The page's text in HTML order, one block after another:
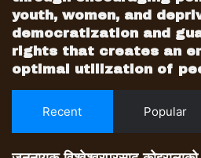
निष्कर्श थियो ।
यहि मन्त्रलाई आत्मसात गरेर
समाजवादको पथमा दत्तचित्त
कोइरालाको सपना ६५ वर्ष
कार्यपालिका प्रमुख भएको बेला
२०७२ मा । यो उपलब्धि हासिल
एनेकपा माओवादी जसले यो
youth, women, and
democratization and
rights that creates an
optimal utilization of
Recent Popular